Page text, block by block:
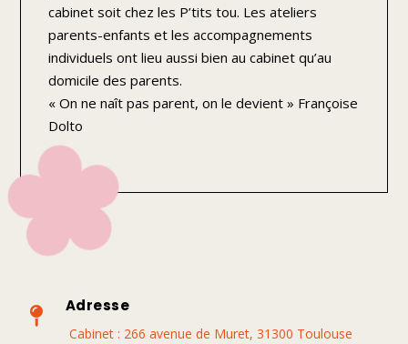
cabinet soit chez les P’tits tou. Les ateliers
parents-enfants et les accompagnements
individuels ont lieu aussi bien au cabinet qu’au
domicile des parents.
« On ne naît pas parent, on le devient » Françoise
Dolto
 Adresse
Cabinet : 266 avenue de Muret, 31300 Toulouse